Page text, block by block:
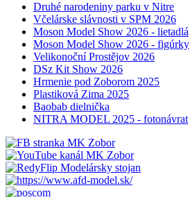
Druhé narodeniny parku v Nitre
Včelárske slávnosti v SPM 2026
Moson Model Show 2026 - lietadlá
Moson Model Show 2026 - figúrky
Velikonoční Prostějov 2026
DSz Kit Show 2026
Hrmenie pod Zoborom 2025
Plastiková Zima 2025
Baobab dielnička
NITRA MODEL 2025 - fotonávrat